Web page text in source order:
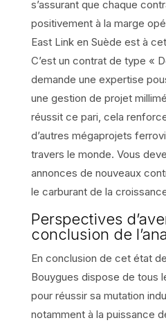
s’assurant que chaque
positivement à la marge
East Link en Suède est à
C’est un contrat de type «
demande une expertise
une gestion de projet
réussit ce pari, cela
d’autres mégaprojets
travers le monde. Vous
annonces de nouveaux
le carburant de la
Perspectives
conclusion de
En conclusion de cet état
Bouygues dispose de tous
pour réussir sa mutation
notamment à la puissance